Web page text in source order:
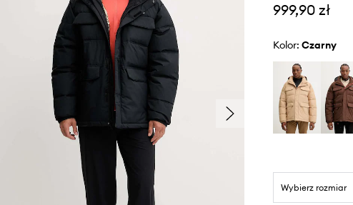
999,90 zł
Kolor: czarny
Wybierz rozmiar